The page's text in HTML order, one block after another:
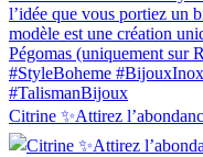
Citrine ✨Attirez